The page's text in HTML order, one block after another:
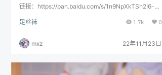
链接：https://pan.baidu.com/s/1n9NpXkTSh2I6-k
足丝袜
1.7k 0
mxz 22年11月23日